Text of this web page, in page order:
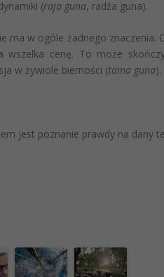
(raja guna, radźa guna).
ma w ogóle żadnego znaczenia.
wszelka cenę. To może
w żywiole bierności (tama guna).
jest poznanie prawdy na dany